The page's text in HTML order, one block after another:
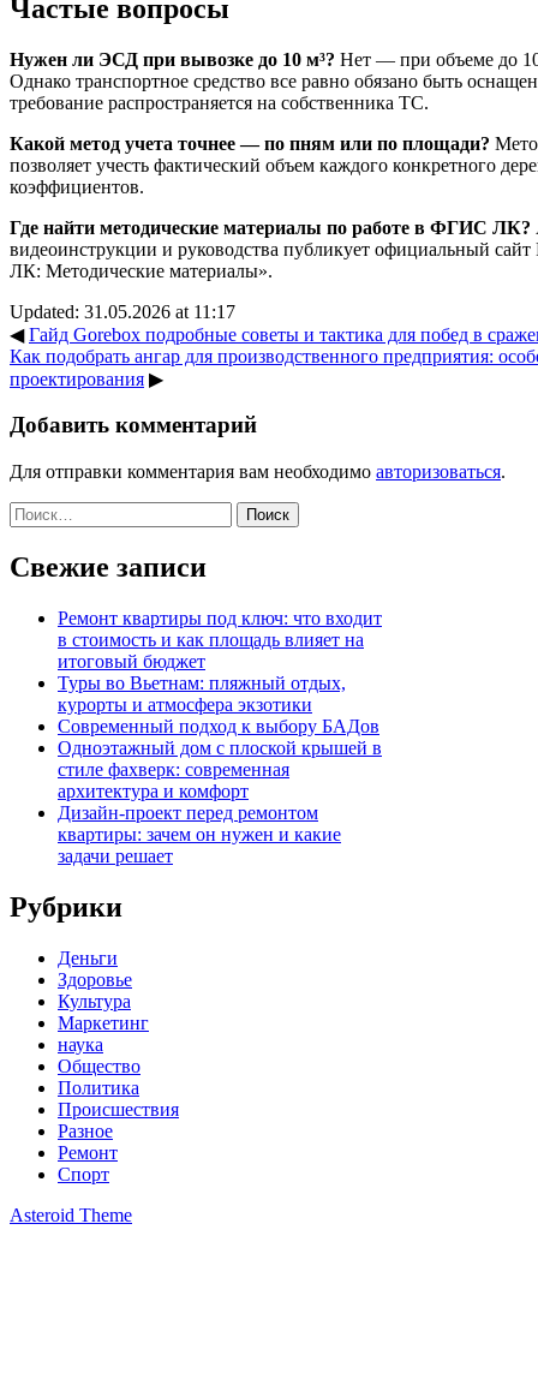
Частые вопросы
Нужен ли ЭСД при вывозке до 10 м³? Нет — при объеме до
Однако транспортное средство все равно обязано быть
требование распространяется на собственника ТС.
Какой метод учета точнее — по пням или по площади?
позволяет учесть фактический объем каждого конкретного
коэффициентов.
Где найти методические материалы по работе в ФГИС ЛК?
видеоинструкции и руководства публикует официальный
ЛК: Методические материалы».
Updated: 31.05.2026 at 11:17
◀Гайд Gorebox подробные советы и тактика для побед в
Как подобрать ангар для производственного предприятия:
проектирования ▶
Добавить комментарий
Для отправки комментария вам необходимо авторизоваться.
Найти:
Свежие записи
Ремонт квартиры под ключ: что входит
в стоимость и как площадь влияет на
итоговый бюджет
Туры во Вьетнам: пляжный отдых,
курорты и атмосфера экзотики
Современный подход к выбору БАДов
Одноэтажный дом с плоской крышей в
стиле фахверк: современная
архитектура и комфорт
Дизайн-проект перед ремонтом
квартиры: зачем он нужен и какие
задачи решает
Рубрики
Деньги
Здоровье
Культура
Маркетинг
наука
Общество
Политика
Происшествия
Разное
Ремонт
Спорт
Asteroid Theme